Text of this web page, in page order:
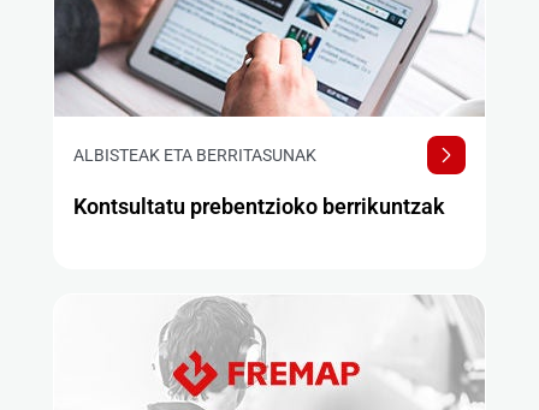
ALBISTEAK ETA BERRITASUNAK
Kontsultatu prebentzioko berrikuntzak